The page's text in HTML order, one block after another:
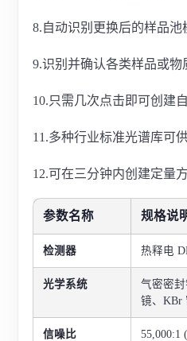
8.自动识别更换后的样品池
9.识别并确认各类样品或物
10.只需几次点击即可创建
11.多种行业标准光谱库可供
12.可在三分钟内创建定量方
参数名称 规格说
检测器 热释电
光学系统
气密密
镜、KBr
信噪比
55,000:1